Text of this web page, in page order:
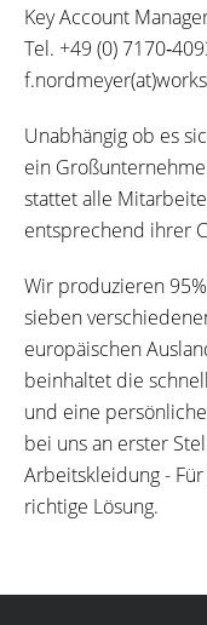
Key Account
Tel. +49 (0)
Unabhängig ob es
ein
stattet alle
entsprechend ihrer
Wir produzieren
sieben
europäischen
beinhaltet die
und eine
bei uns an erster
Arbeitskleidung -
richtige Lösung.